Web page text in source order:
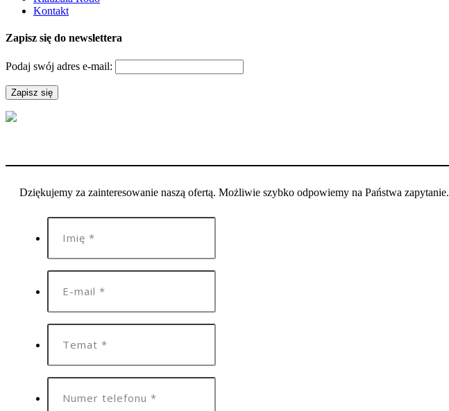
Kontakt
Zapisz się do newslettera
Podaj swój adres e-mail:
Dziękujemy za zainteresowanie naszą ofertą. Możliwie szybko odpowiemy na Państwa zapytanie.